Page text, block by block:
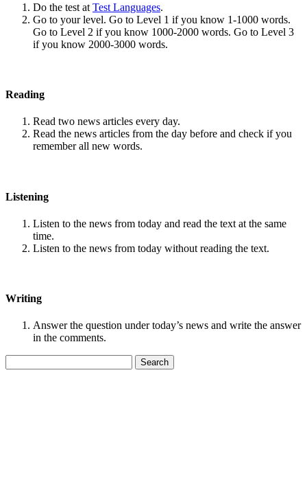
Do the test at Test Languages.
Go to your level. Go to Level 1 if you know 1-1000 words.
Go to Level 2 if you know 1000-2000 words. Go to Level 3
if you know 2000-3000 words.
Reading
Read two news articles every day.
Read the news articles from the day before and check if you
remember all new words.
Listening
Listen to the news from today and read the text at the same
time.
Listen to the news from today without reading the text.
Writing
Answer the question under today’s news and write the answer
in the comments.
for: